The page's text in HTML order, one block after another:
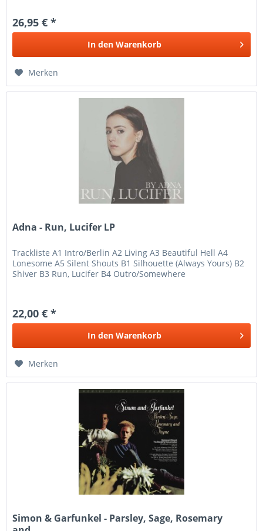
26,95 € *
In den Warenkorb
Merken
Adna - Run, Lucifer LP
Trackliste A1 Intro/Berlin A2 Living A3 Beautiful Hell A4
Lonesome A5 Silent Shouts B1 Silhouette (Always Yours) B2
Shiver B3 Run, Lucifer B4 Outro/Somewhere
22,00 € *
In den Warenkorb
Merken
Simon & Garfunkel - Parsley, Sage, Rosemary